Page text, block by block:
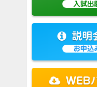
入試出
説明
お申込
WEB